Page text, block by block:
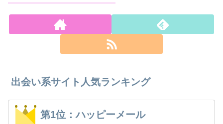
出会い系サイト人気ランキング
第1位：ハッピーメール